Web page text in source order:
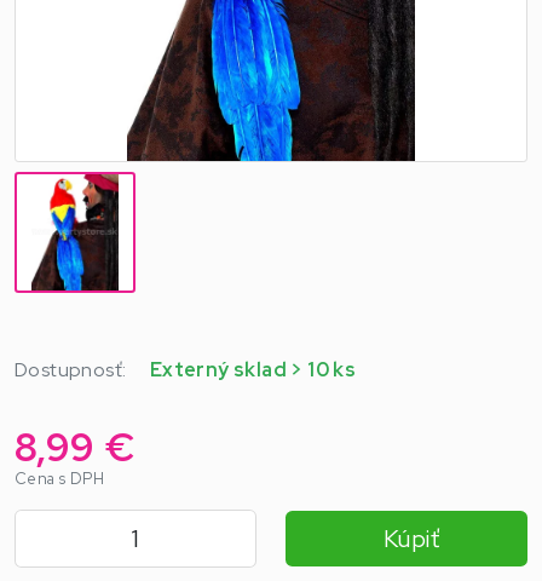
Dostupnosť: Externý sklad > 10 ks
8,99 €
Cena s DPH
Kúpiť